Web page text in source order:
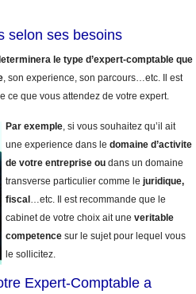
selon ses besoins
le type d’expert-comptable que
, son experience, son parcours…etc. Il est
ce que vous attendez de votre expert.
Par exemple, si vous souhaitez qu’il ait
une experience dans le domaine d’activite
de votre entreprise ou dans un domaine
transverse particulier comme le juridique,
fiscal …etc. Il est recommande que le
cabinet de votre choix ait une veritable
competence sur le sujet pour lequel vous
le sollicitez.
Expert-Comptable a